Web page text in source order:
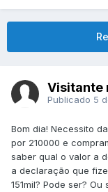
Visitante
Publicado 5
Bom dia! Necessito
por 210000 e
saber qual o valor a
a declaração que
151mil? Pode ser?